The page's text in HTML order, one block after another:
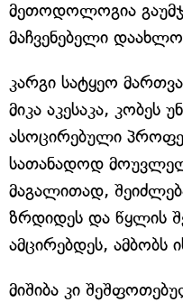
მეთოდოლოგია
მაჩვენებელი
კარგი სატყეო
მიკა აკესაკა, კობეს
ასოცირებული
სათანადოდ
მაგალითად,
ზრდიდეს და წყლის
ამცირებდეს, ამბობს
მიშიბა კი